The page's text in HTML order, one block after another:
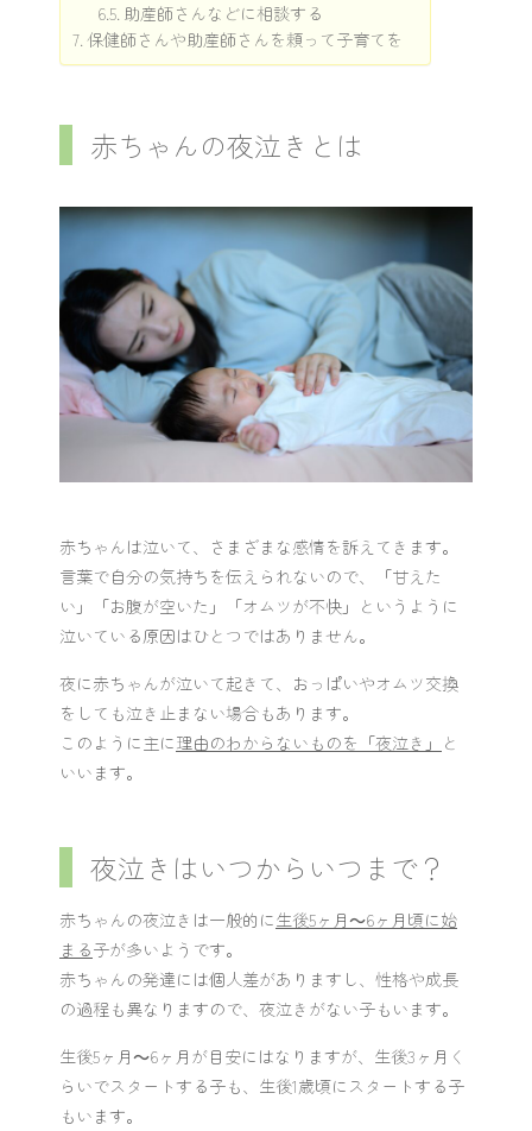
助産師さんなどに相談する
保健師さんや助産師さんを頼って子育てを
赤ちゃんの夜泣きとは
赤ちゃんは泣いて、さまざまな感情を訴えてきます。
言葉で自分の気持ちを伝えられないので、「甘えた
い」「お腹が空いた」「オムツが不快」というように
泣いている原因はひとつではありません。
夜に赤ちゃんが泣いて起きて、おっぱいやオムツ交換
をしても泣き止まない場合もあります。
このように主に理由のわからないものを「夜泣き」 と
いいます。
夜泣きはいつからいつまで？
赤ちゃんの夜泣きは一般的に生後5ヶ月～6ヶ月頃に始
まる子が多いようです。
赤ちゃんの発達には個人差がありますし、性格や成長
の過程も異なりますので、夜泣きがない子もいます。
生後5ヶ月～6ヶ月が目安にはなりますが、生後3ヶ月く
らいでスタートする子も、生後1歳頃にスタートする子
もいます。